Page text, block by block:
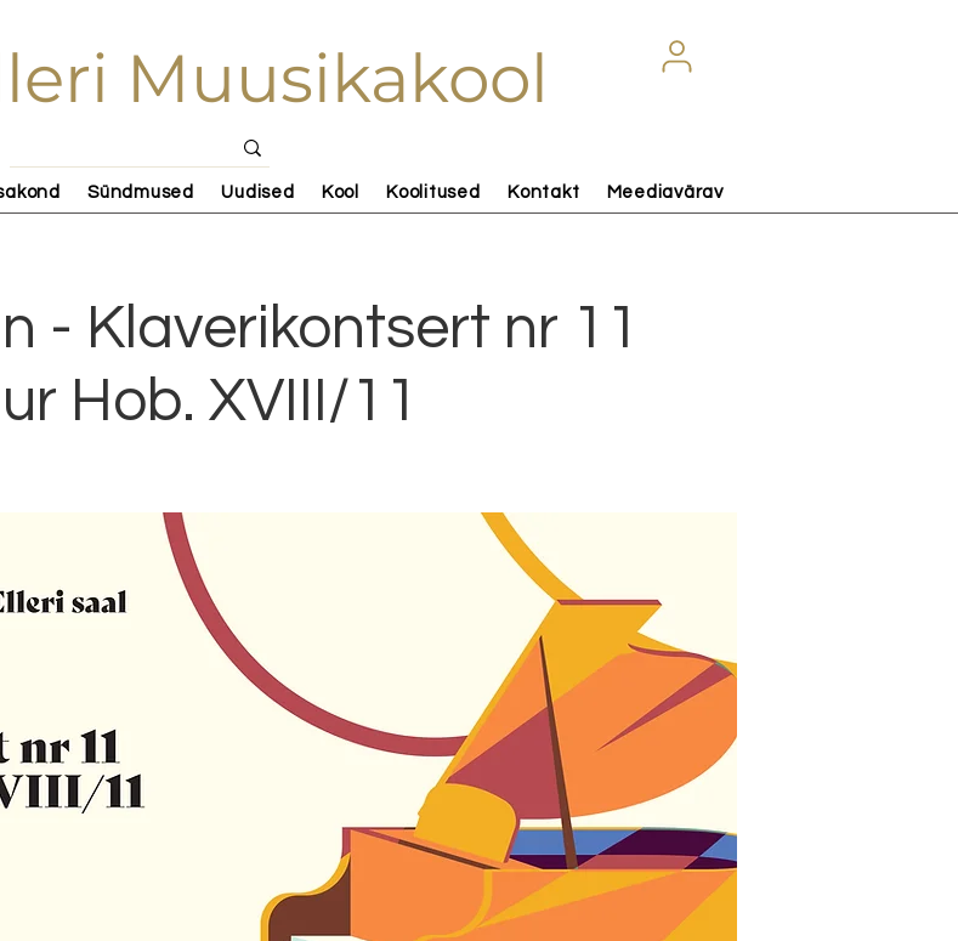
Muusikakool
Sündmused Uudised Kool Koolitused Kontakt Meediavärav
- Klaverikontsert nr 11
Hob. XVIII/11